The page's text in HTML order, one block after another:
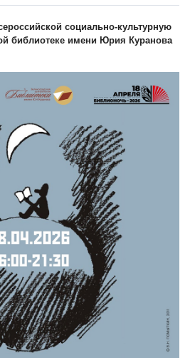
социально-культурную
библиотеке имени Юрия Куранова